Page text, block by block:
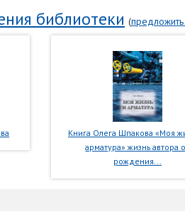
библиотеки (предложить
Книга Олега Шпакова «Моя
арматура» жизнь автора
рождения...